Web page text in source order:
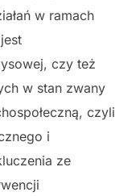
w ramach
czy też
w stan zwany
czyli
i
ze